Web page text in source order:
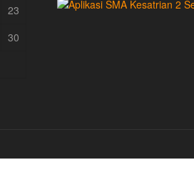
23
30